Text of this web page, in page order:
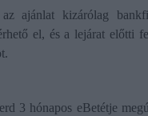
ajánlat kizárólag
el, és a lejárat előtti
3 hónapos eBetétje